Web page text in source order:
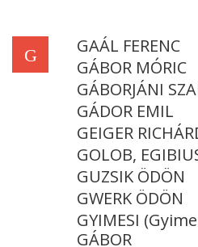
G
GAÁL FERENC
GÁBOR MÓRIC
GÁBORJÁNI
GÁDOR EMIL
GEIGER
GOLOB,
GUZSIK ÖDÖN
GWERK ÖDÖN
GYIMESI
GÁBOR